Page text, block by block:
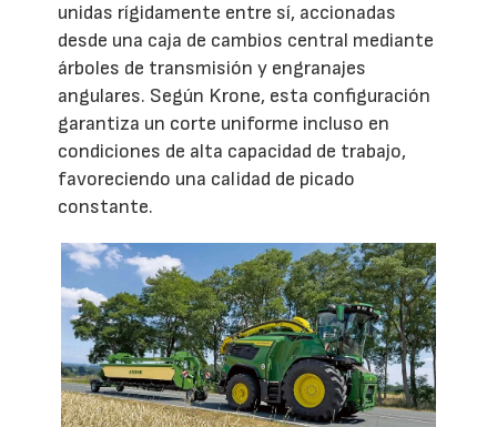
unidas rígidamente entre sí, accionadas
desde una caja de cambios central mediante
árboles de transmisión y engranajes
angulares. Según Krone, esta configuración
garantiza un corte uniforme incluso en
condiciones de alta capacidad de trabajo,
favoreciendo una calidad de picado
constante.